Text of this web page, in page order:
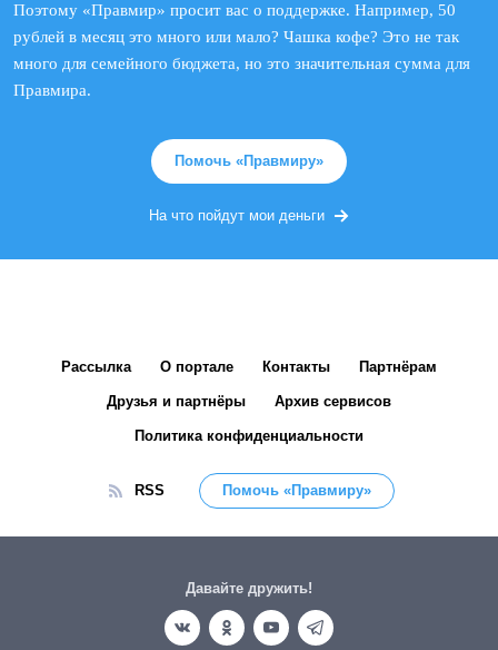
Поэтому «Правмир» просит вас о поддержке. Например, 50
рублей в месяц это много или мало? Чашка кофе? Это не так
много для семейного бюджета, но это значительная сумма для
Правмира.
Помочь «Правмиру»
На что пойдут мои деньги
Рассылка О портале Контакты Партнёрам
Друзья и партнёры Архив сервисов
Политика конфиденциальности
RSS Помочь «Правмиру»
Давайте дружить!